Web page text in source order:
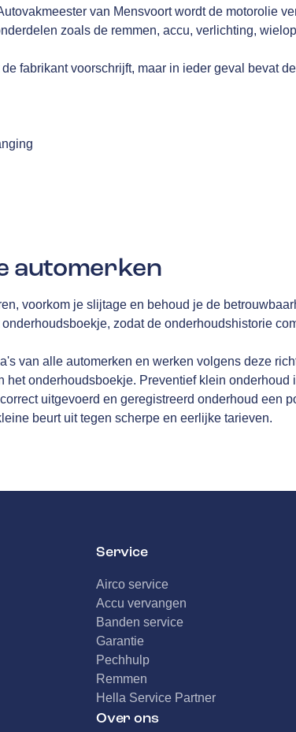
van Mensvoort wordt de motorolie
zoals de remmen, accu, verlichting,
fabrikant voorschrijft, maar in ieder geval bevat
automerken
voorkom je slijtage en behoud je de
zodat de onderhoudshistorie
van alle automerken en werken volgens deze
het onderhoudsboekje. Preventief klein onderhoud
uitgevoerd en geregistreerd onderhoud een
beurt uit tegen scherpe en eerlijke tarieven.
Service
Airco service
Accu vervangen
Banden service
Garantie
Pechhulp
Remmen
Hella Service Partner
Over ons